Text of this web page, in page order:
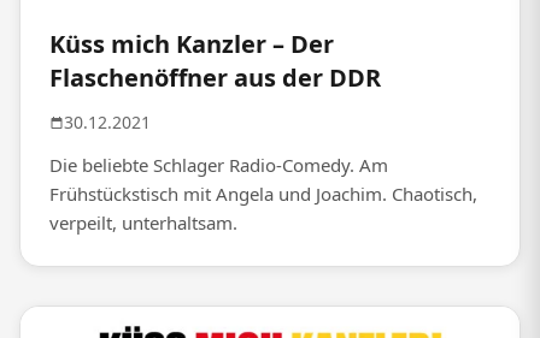
Küss mich Kanzler – Der
Flaschenöffner aus der DDR
30.12.2021
Die beliebte Schlager Radio-Comedy. Am
Frühstückstisch mit Angela und Joachim. Chaotisch,
verpeilt, unterhaltsam.